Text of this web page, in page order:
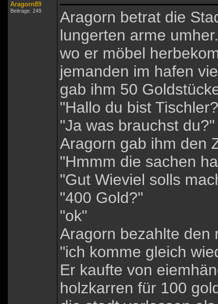
Aragorn89
Beiträge: 249
Aragorn betrat die
lungerten arme
wo er möbel
jemanden im hafen
gab ihm 50
"Hallo du bist
"Ja was brauchst du?"
Aragorn gab ihm den
"Hmmm die sachen
"Gut Wieviel solls
"400 Gold?"
"ok"
Aragorn bezahlte den
"ich komme gleich
Er kaufte von
holzkarren für 100